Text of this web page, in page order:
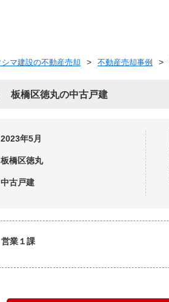
シマ建設の不動産売却 不動産売却事例
板橋区徳丸の中古戸建
2023年5月
板橋区徳丸
中古戸建
営業１課